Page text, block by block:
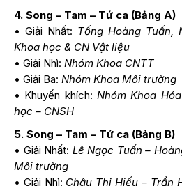
4. Song – Tam – Tứ ca (Bảng A)
• Giải Nhất: Tống Hoàng Tuấn,
Khoa học & CN Vật liệu
• Giải Nhì: Nhóm Khoa CNTT
• Giải Ba: Nhóm Khoa Môi trường
• Khuyến khích: Nhóm Khoa
học – CNSH
5. Song – Tam – Tứ ca (Bảng B)
• Giải Nhất: Lê Ngọc Tuấn –
Môi trường
• Giải Nhì: Châu Thị Hiếu – Trần